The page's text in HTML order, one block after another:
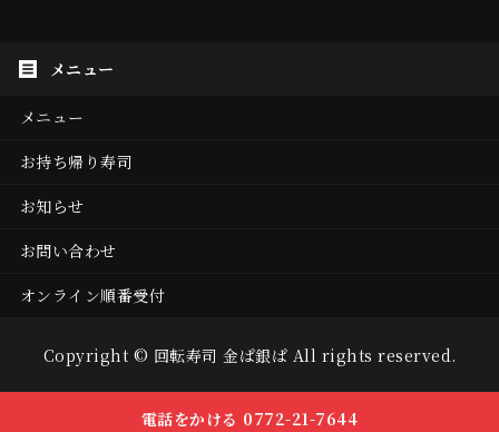
電話をかける 0772-21-7644
メニュー
お持ち帰り寿司
お知らせ
お問い合わせ
オンライン順番受付
Copyright © 回転寿司 金ぱ銀ぱ All rights reserved.